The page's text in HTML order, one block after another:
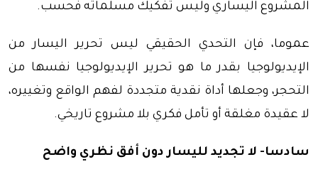
المشروع اليساري وليس تفكيك مسلماته فحسب.
عموما، فإن التحدي الحقيقي ليس تحرير اليسار من
الإيديولوجيا بقدر ما هو تحرير الإيديولوجيا نفسها من
التحجر، وجعلها أداة نقدية متجددة لفهم الواقع وتغييره،
لا عقيدة مغلقة أو تأمل فكري بلا مشروع تاريخي.
سادسا- لا تجديد لليسار دون أفق نظري واضح